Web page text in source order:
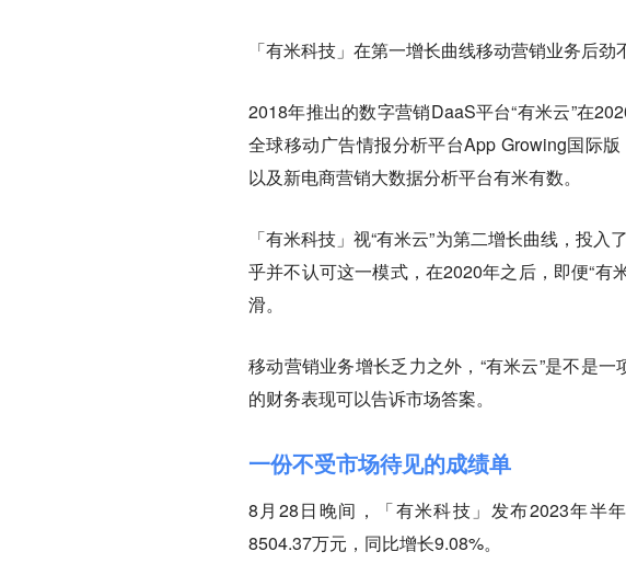
「有米科技」在第一增长曲线移动营销业务后劲
2018年推出的数字营销DaaS平台“有米云”在
全球移动广告情报分析平台App Growing国际
以及新电商营销大数据分析平台有米有数。
「有米科技」视“有米云”为第二增长曲线，投
乎并不认可这一模式，在2020年之后，即便“有
滑。
移动营销业务增长乏力之外，“有米云”是不是
的财务表现可以告诉市场答案。
一份不受市场待见的成绩单
8月28日晚间，「有米科技」发布2023年半
8504.37万元，同比增长9.08%。